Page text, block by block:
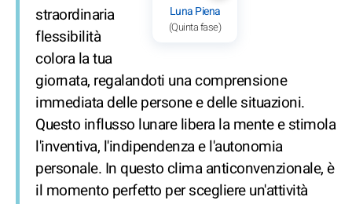
Luna Piena
(Quinta fase)
straordinaria
flessibilità
colora la tua
giornata, regalandoti una comprensione
immediata delle persone e delle situazioni.
Questo influsso lunare libera la mente e stimola
l'inventiva, l'indipendenza e l'autonomia
personale. In questo clima anticonvenzionale, è
il momento perfetto per scegliere un'attività